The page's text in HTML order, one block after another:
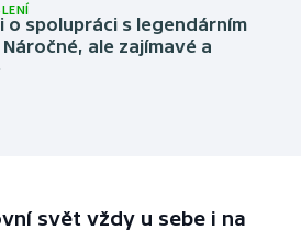
o spolupráci s legendárním
Náročné, ale zajímavé a
svět vždy u sebe i na